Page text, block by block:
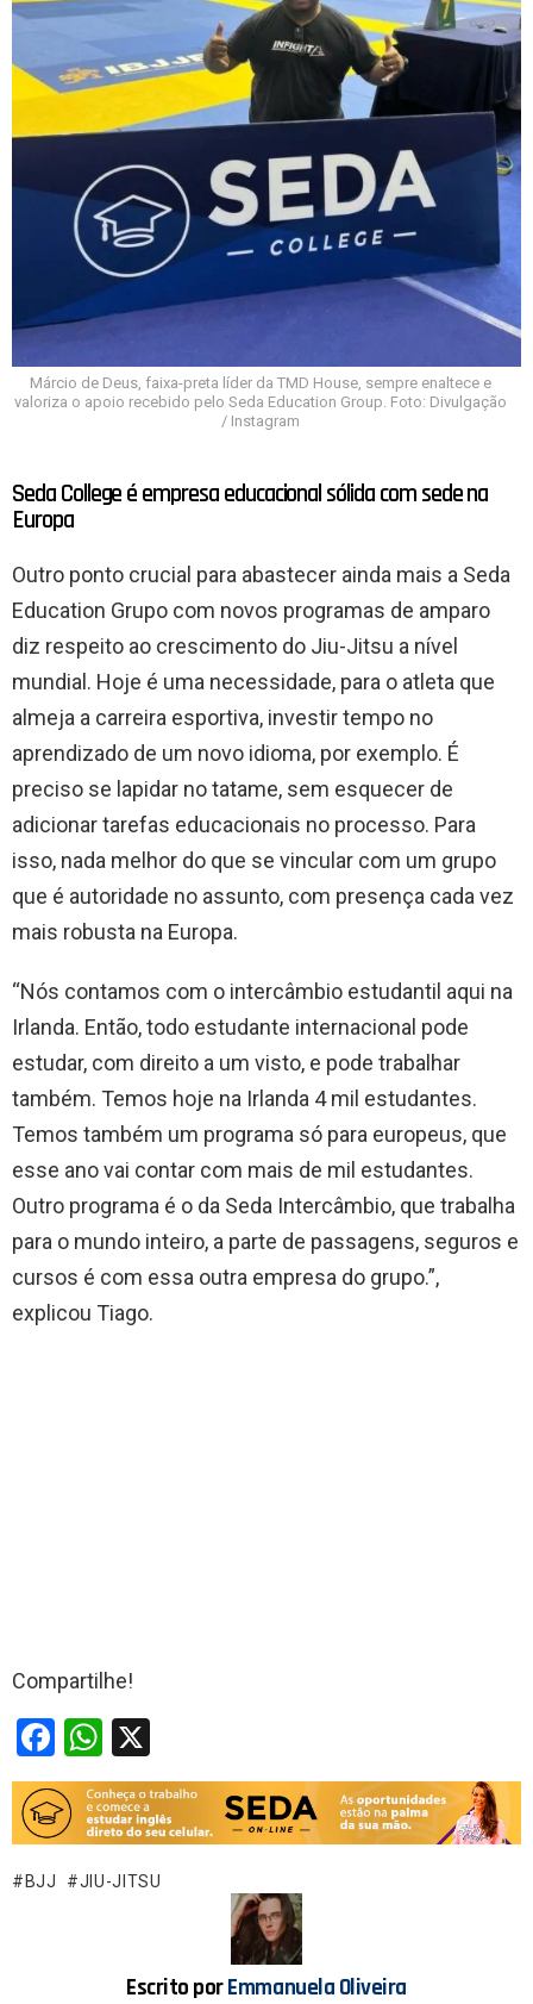
Márcio de Deus, faixa-preta líder da TMD House, sempre enaltece e
valoriza o apoio recebido pelo Seda Education Group. Foto: Divulgação
/ Instagram
Seda College é empresa educacional sólida com sede na
Europa
Outro ponto crucial para abastecer ainda mais a Seda
Education Grupo com novos programas de amparo
diz respeito ao crescimento do Jiu-Jitsu a nível
mundial. Hoje é uma necessidade, para o atleta que
almeja a carreira esportiva, investir tempo no
aprendizado de um novo idioma, por exemplo. É
preciso se lapidar no tatame, sem esquecer de
adicionar tarefas educacionais no processo. Para
isso, nada melhor do que se vincular com um grupo
que é autoridade no assunto, com presença cada vez
mais robusta na Europa.
“Nós contamos com o intercâmbio estudantil aqui na
Irlanda. Então, todo estudante internacional pode
estudar, com direito a um visto, e pode trabalhar
também. Temos hoje na Irlanda 4 mil estudantes.
Temos também um programa só para europeus, que
esse ano vai contar com mais de mil estudantes.
Outro programa é o da Seda Intercâmbio, que trabalha
para o mundo inteiro, a parte de passagens, seguros e
cursos é com essa outra empresa do grupo.”,
explicou Tiago.
Compartilhe!
F
a
ce
b
o
W
h
at
s
A
BJJ JIU-JITSU
Escrito porEmmanuela Oliveira